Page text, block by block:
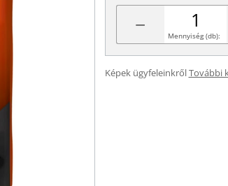
− Mennyiség (db):
Képek ügyfeleinkrőlTovábbi